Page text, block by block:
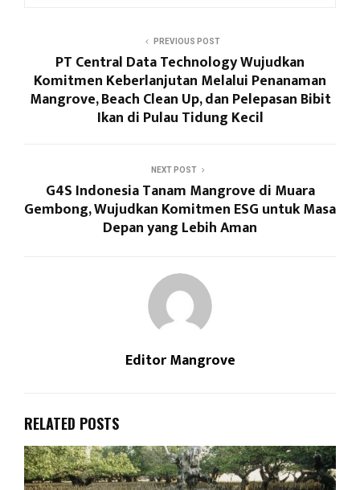
PREVIOUS POST
PT Central Data Technology Wujudkan
Komitmen Keberlanjutan Melalui Penanaman
Mangrove, Beach Clean Up, dan Pelepasan Bibit
Ikan di Pulau Tidung Kecil
NEXT POST
G4S Indonesia Tanam Mangrove di Muara
Gembong, Wujudkan Komitmen ESG untuk Masa
Depan yang Lebih Aman
Editor Mangrove
RELATED POSTS